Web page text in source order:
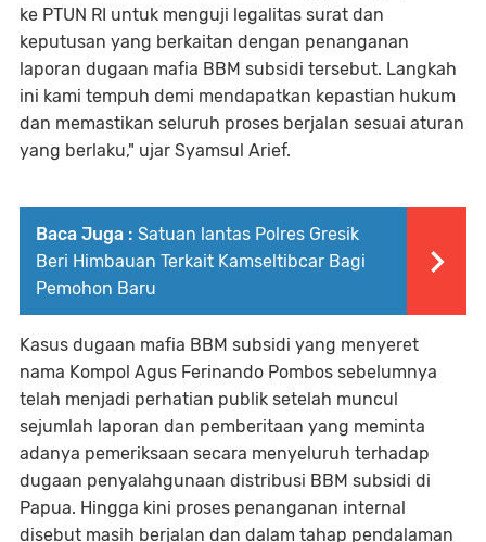
ke PTUN RI untuk menguji legalitas surat dan
keputusan yang berkaitan dengan penanganan
laporan dugaan mafia BBM subsidi tersebut. Langkah
ini kami tempuh demi mendapatkan kepastian hukum
dan memastikan seluruh proses berjalan sesuai aturan
yang berlaku," ujar Syamsul Arief.
Baca Juga : Satuan lantas Polres Gresik
Beri Himbauan Terkait Kamseltibcar Bagi
Pemohon Baru
Kasus dugaan mafia BBM subsidi yang menyeret
nama Kompol Agus Ferinando Pombos sebelumnya
telah menjadi perhatian publik setelah muncul
sejumlah laporan dan pemberitaan yang meminta
adanya pemeriksaan secara menyeluruh terhadap
dugaan penyalahgunaan distribusi BBM subsidi di
Papua. Hingga kini proses penanganan internal
disebut masih berjalan dan dalam tahap pendalaman